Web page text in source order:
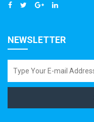
NEWSLETTER